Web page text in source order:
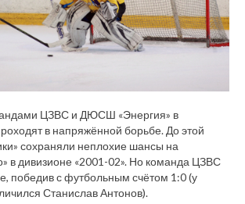
ЦЗВС и ДЮСШ «Энергия» в
в напряжённой борьбе. До этой
сохраняли неплохие шансы на
в дивизионе «2001-02». Но команда ЦЗВС
победив с футбольным счётом 1:0 (у
Станислав Антонов).